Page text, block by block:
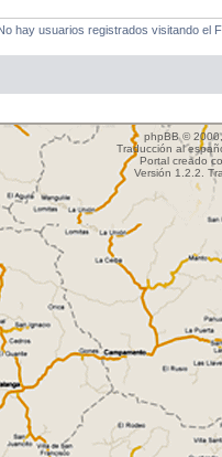
hay usuarios registrados visitando el
phpBB ©
Traducción al
Portal creado
Versión 1.2.2.